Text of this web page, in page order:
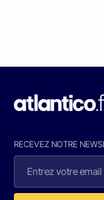
RECEVEZ NOTRE